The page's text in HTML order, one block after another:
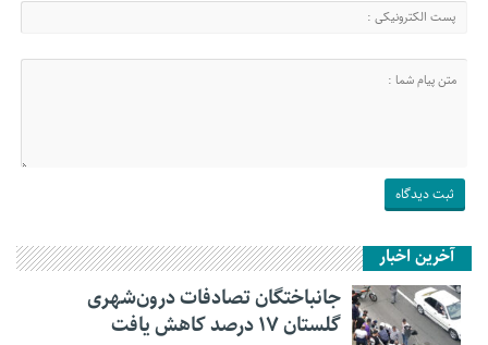
آخرین اخبار
جانباختگان تصادفات درون‌شهری
گلستان ۱۷ درصد کاهش یافت